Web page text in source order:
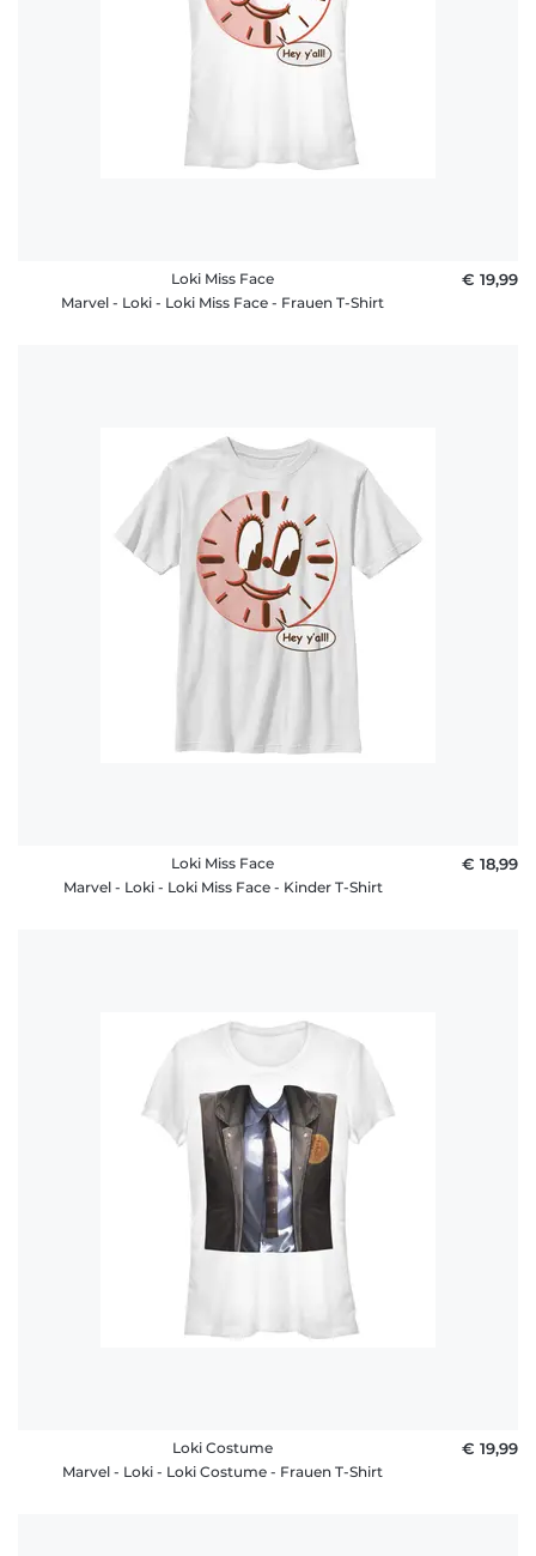
Loki Miss Face
Marvel - Loki - Loki Miss Face - Frauen T-Shirt
€ 19,99
Loki Miss Face
Marvel - Loki - Loki Miss Face - Kinder T-Shirt
€ 18,99
Loki Costume
Marvel - Loki - Loki Costume - Frauen T-Shirt
€ 19,99